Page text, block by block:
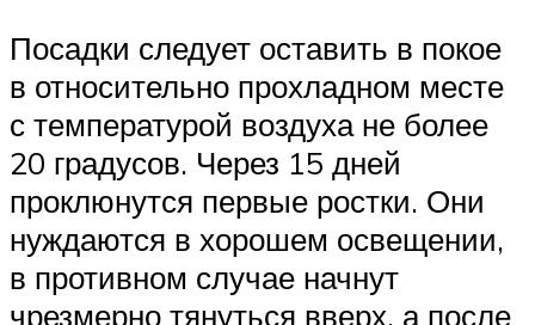
Посадки следует оставить в покое
в относительно прохладном месте
с температурой воздуха не более
20 градусов. Через 15 дней
проклюнутся первые ростки. Они
нуждаются в хорошем освещении,
в противном случае начнут
чрезмерно тянуться вверх, а после